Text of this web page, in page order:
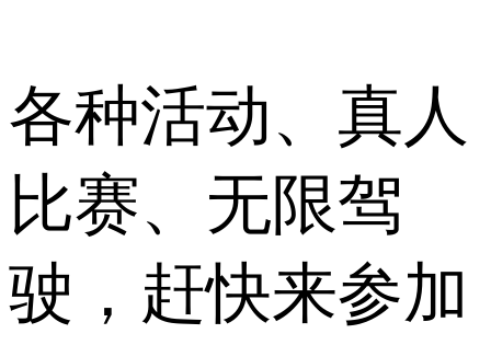
各种活动、真人
比赛、无限驾
驶，赶快来参加